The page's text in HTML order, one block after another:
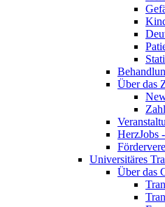
Über das
HerzJobs
Universitäres
Über das